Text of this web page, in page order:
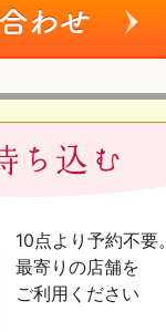
10点より予約不要。
最寄りの店舗を
ご利用ください